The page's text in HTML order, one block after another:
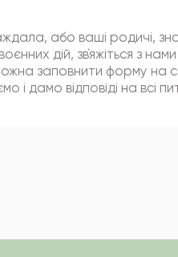
або ваші родичі,
дій, зв`яжіться з
заповнити форму на
і дамо відповіді на всі